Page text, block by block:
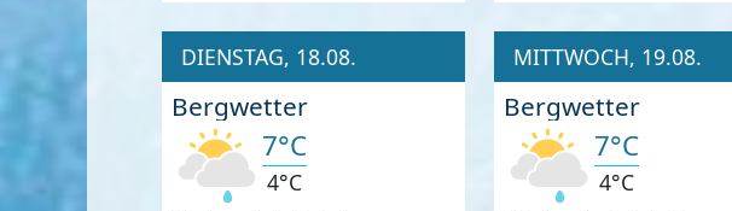
DIENSTAG, 18.08.
Bergwetter
7°C
4°C
MITTWOCH, 19.08.
Bergwetter
7°C
4°C